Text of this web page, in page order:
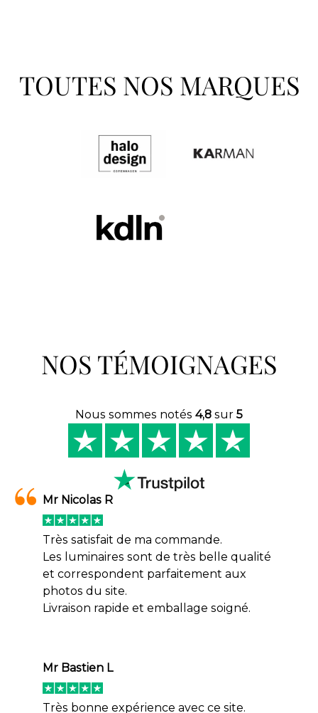
TOUTES NOS MARQUES
NOS TÉMOIGNAGES
Nous sommes notés 4,8 sur 5
Mr Nicolas R
Très satisfait de ma commande.
Les luminaires sont de très belle qualité
et correspondent parfaitement aux
photos du site.
Livraison rapide et emballage soigné.
Mr Bastien L
Très bonne expérience avec ce site.